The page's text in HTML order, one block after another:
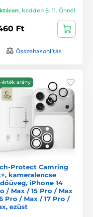
, kedden 8. 11. Önnél
Ft
Összehasonlítás
érték arány
Protect Camring
kameralencse
iPhone 14
/ Max / 15 Pro / Max
Pro / Max / 17 Pro /
ezüst